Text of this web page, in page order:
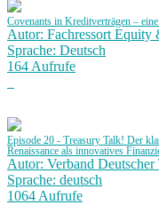
Covenants in Kreditverträgen –
Autor: Fachressort Equity
Sprache: Deutsch
164 Aufrufe
Episode 20 - Treasury Talk! Der
Renaissance als innovatives
Autor: Verband Deutscher
Sprache: deutsch
1064 Aufrufe